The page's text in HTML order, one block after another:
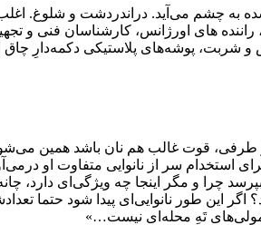
راننده های اورژانس، کارشناسان فنی
و شربت، پوشه‌های پلاستیکی دکمه‌دارِ
طرفی، قوت غالب هم نان باشد همین می‌شود
استخدام سر از نانوایی متفاوت او
چرا و مگر اینجا چه ویژگی‌ای دارد،
اگر این طور نانوایی‌ای پیدا شود حتما
تَهِ محله‌ای نیست…»